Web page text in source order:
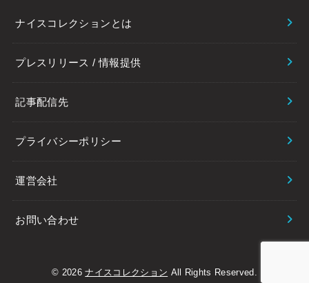
ナイスコレクションとは
プレスリリース / 情報提供
記事配信先
プライバシーポリシー
運営会社
お問い合わせ
© 2026ナイスコレクション All Rights Reserved.